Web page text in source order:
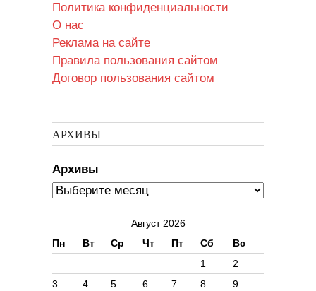
Политика конфиденциальности
О нас
Реклама на сайте
Правила пользования сайтом
Договор пользования сайтом
АРХИВЫ
Архивы
Август 2026
Пн
Вт Ср Чт Пт Сб Вс
1
2
3
4 5 6 7 8
9